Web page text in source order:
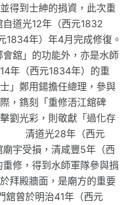
得到士紳的捐資，此次重
道光12年（西元1832
1834年）年4月完成修復。
」的功能外，亦是水師
年（西元1834年）的重
」鄭用鍚擔任總理，參與
，鐫刻「重修浯江舘碑
劉光彩，則敬獻「過化存
清道光28年（西元
宇受損，清咸豐5年（西
修，得到水師軍隊參與捐
拜殿牆面，是廟方的重要
曾於明治41年（西元